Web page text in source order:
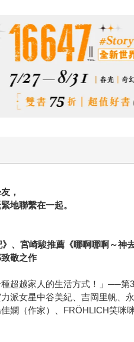
系展
，
地聯繫在一起。
》、宮崎駿推薦《哪啊哪啊～神
敬之作
超越家人的生活方式！」──第
派女星中谷美紀、吉岡里帆、
嫻（作家）、FRÖHLICH笑咪